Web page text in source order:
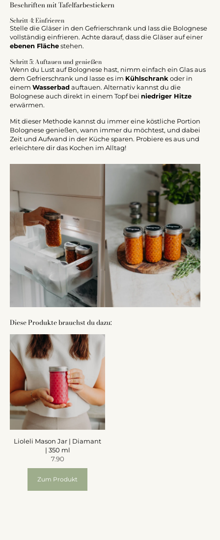
Beschriften mit Tafelfarbestickern
Schritt 4: Einfrieren
Stelle die Gläser in den Gefrierschrank und lass die Bolognese
vollständig einfrieren. Achte darauf, dass die Gläser auf einer
ebenen Fläche stehen.
Schritt 5: Auftauen und genießen
Wenn du Lust auf Bolognese hast, nimm einfach ein Glas aus
dem Gefrierschrank und lasse es im Kühlschrank oder in
einem Wasserbad auftauen. Alternativ kannst du die
Bolognese auch direkt in einem Topf bei niedriger Hitze
erwärmen.
Mit dieser Methode kannst du immer eine köstliche Portion
Bolognese genießen, wann immer du möchtest, und dabei
Zeit und Aufwand in der Küche sparen. Probiere es aus und
erleichtere dir das Kochen im Alltag!
Diese Produkte brauchst du dazu:
Lioleli Mason Jar | Diamant
| 350 ml
7.90
Zum Produkt